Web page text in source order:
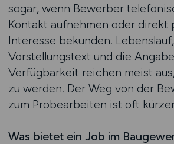
sogar, wenn Bewerber
Kontakt aufnehmen oder direkt
Interesse bekunden.
Vorstellungstext und die
Verfügbarkeit reichen meist
zu werden. Der Weg von der
zum Probearbeiten ist oft
Was bietet ein Job im